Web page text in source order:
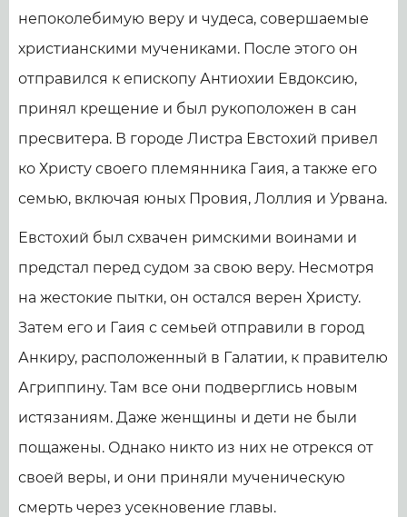
непоколебимую веру и чудеса, совершаемые
христианскими мучениками. После этого он
отправился к епископу Антиохии Евдоксию,
принял крещение и был рукоположен в сан
пресвитера. В городе Листра Евстохий привел
ко Христу своего племянника Гаия, а также его
семью, включая юных Провия, Лоллия и Урвана.
Евстохий был схвачен римскими воинами и
предстал перед судом за свою веру. Несмотря
на жестокие пытки, он остался верен Христу.
Затем его и Гаия с семьей отправили в город
Анкиру, расположенный в Галатии, к правителю
Агриппину. Там все они подверглись новым
истязаниям. Даже женщины и дети не были
пощажены. Однако никто из них не отрекся от
своей веры, и они приняли мученическую
смерть через усекновение главы.